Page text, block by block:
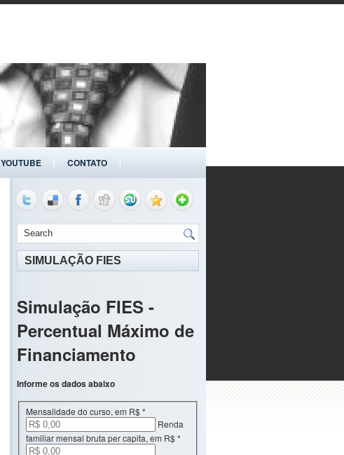
YOUTUBE CONTATO
SIMULAÇÃO FIES
Simulação FIES -
Percentual Máximo de
Financiamento
Informe os dados abaixo
Mensalidade do curso, em R$*
Renda
familiar mensal bruta per capita, em R$*